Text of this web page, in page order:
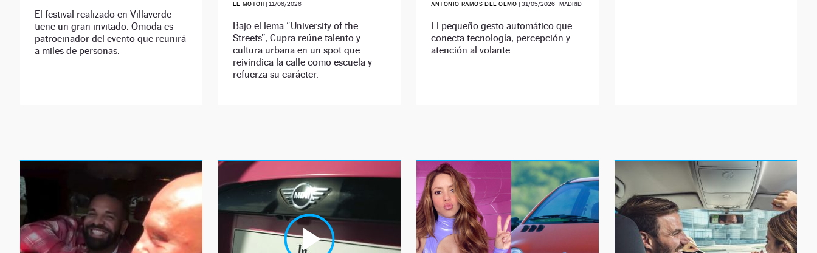
El festival realizado en Villaverde
tiene un gran invitado. Omoda es
patrocinador del evento que reunirá
a miles de personas.
EL MOTOR | 11/06/2026
Bajo el lema “University of the
Streets”, Cupra reúne talento y
cultura urbana en un spot que
reivindica la calle como escuela y
refuerza su carácter.
ANTONIO RAMOS DEL OLMO | 31/05/2026| MADRID
El pequeño gesto automático que
conecta tecnología, percepción y
atención al volante.